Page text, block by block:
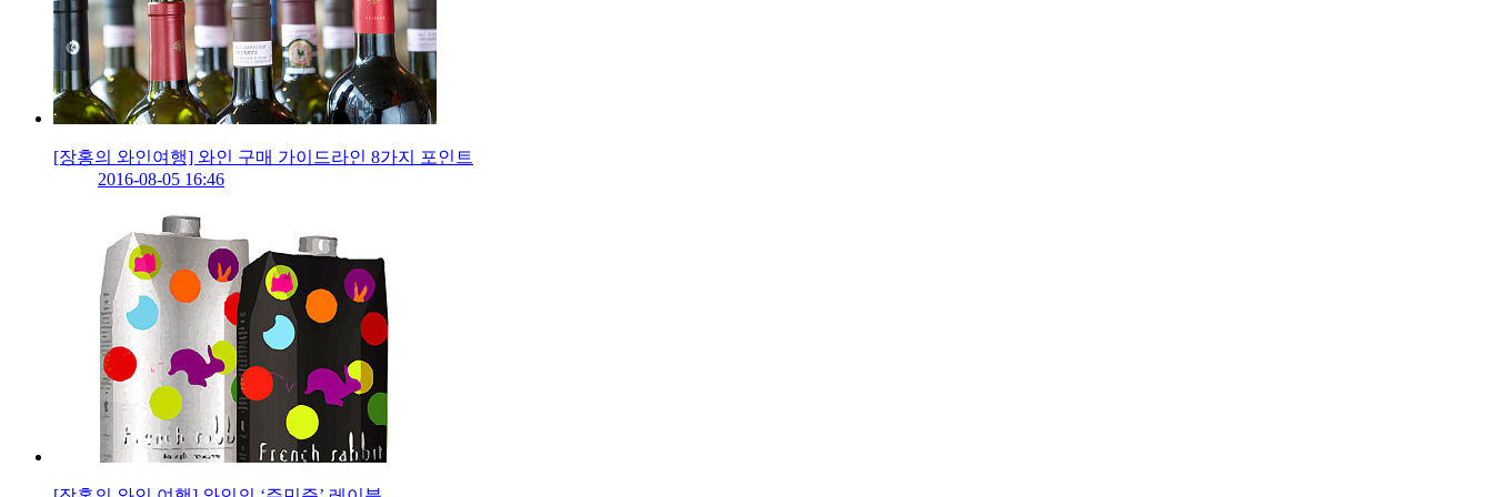
[장홍의 와인여행] 와인 구매 가이드라인 8가지 포인트
2016-08-05 16:46